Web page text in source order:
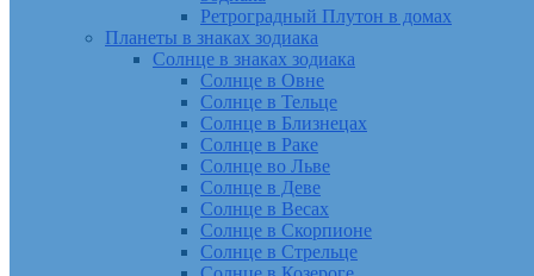
Ретроградный Плутон в домах
Планеты в знаках зодиака
Солнце в знаках зодиака
Солнце в Овне
Солнце в Тельце
Солнце в Близнецах
Солнце в Раке
Солнце во Льве
Солнце в Деве
Солнце в Весах
Солнце в Скорпионе
Солнце в Стрельце